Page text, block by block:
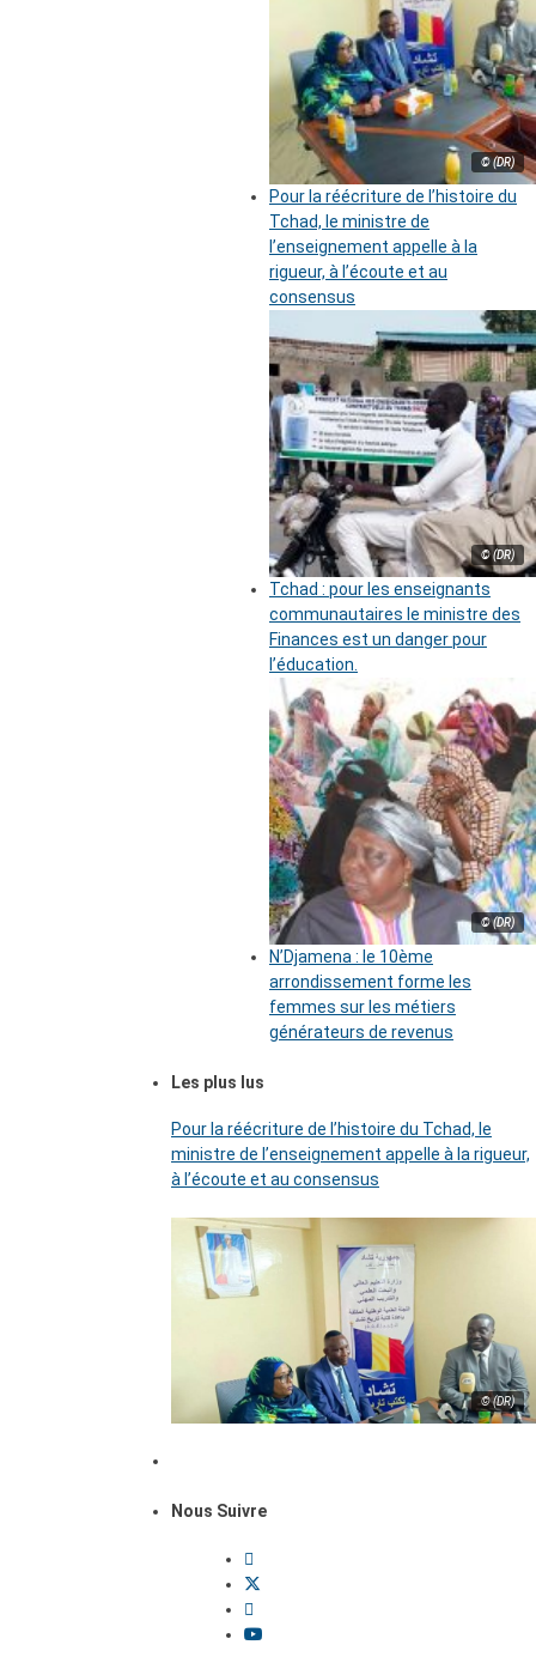
© (DR)
Pour la réécriture de l’histoire du
Tchad, le ministre de
l’enseignement appelle à la
rigueur, à l’écoute et au
consensus
© (DR)
Tchad : pour les enseignants
communautaires le ministre des
Finances est un danger pour
l’éducation.
© (DR)
N’Djamena : le 10ème
arrondissement forme les
femmes sur les métiers
générateurs de revenus
Les plus lus
Pour la réécriture de l’histoire du Tchad, le
ministre de l’enseignement appelle à la rigueur,
à l’écoute et au consensus
© (DR)
Nous Suivre